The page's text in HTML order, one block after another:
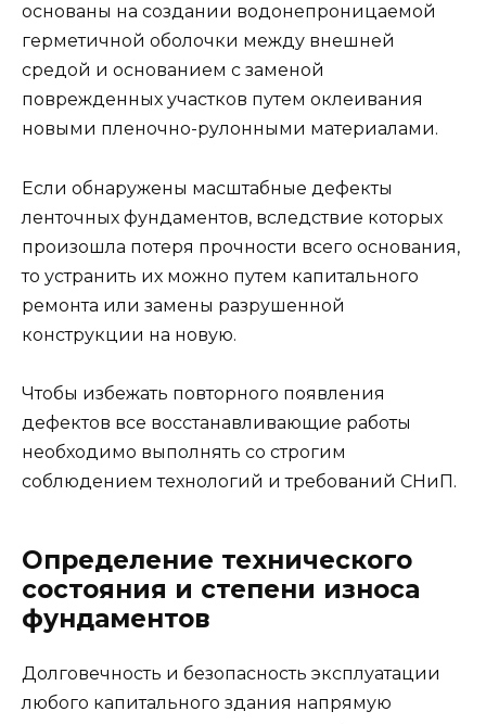
основаны на создании водонепроницаемой
герметичной оболочки между внешней
средой и основанием с заменой
поврежденных участков путем оклеивания
новыми пленочно-рулонными материалами.
Если обнаружены масштабные дефекты
ленточных фундаментов, вследствие которых
произошла потеря прочности всего основания,
то устранить их можно путем капитального
ремонта или замены разрушенной
конструкции на новую.
Чтобы избежать повторного появления
дефектов все восстанавливающие работы
необходимо выполнять со строгим
соблюдением технологий и требований СНиП.
Определение технического
состояния и степени износа
фундаментов
Долговечность и безопасность эксплуатации
любого капитального здания напрямую